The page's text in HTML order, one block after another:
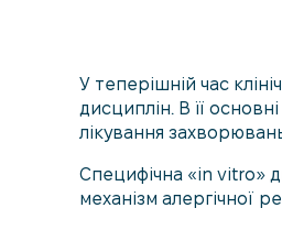
У теперішній час
дисциплін. В її
лікування
Специфічна «in vitro»
механізм алергічної